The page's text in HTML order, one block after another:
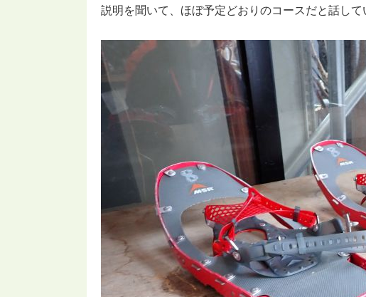
説明を聞いて、ほぼ予定どおりのコースだと話して